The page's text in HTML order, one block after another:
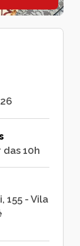
10h
155 - Vila